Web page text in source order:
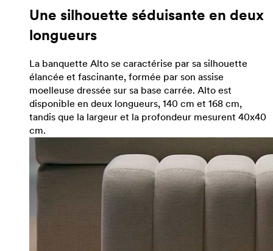
Une silhouette séduisante en deux
longueurs
La banquette Alto se caractérise par sa silhouette
élancée et fascinante, formée par son assise
moelleuse dressée sur sa base carrée. Alto est
disponible en deux longueurs, 140 cm et 168 cm,
tandis que la largeur et la profondeur mesurent 40x40
cm.